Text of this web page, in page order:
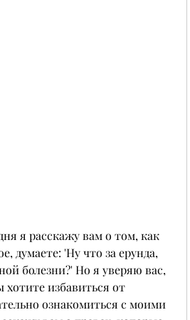
я расскажу вам о том, как
думаете: 'Ну что за ерунда,
болезни?' Но я уверяю вас,
хотите избавиться от
ознакомиться с моими